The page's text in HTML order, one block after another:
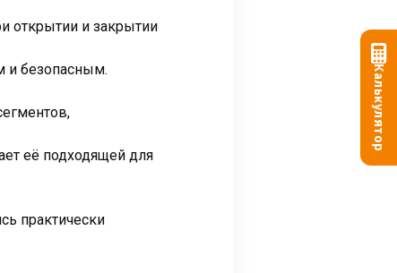
открытии и закрытии
и безопасным.
её подходящей для
практически
Калькулятор